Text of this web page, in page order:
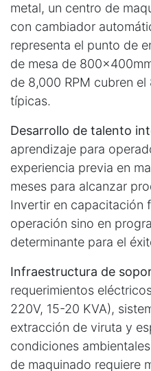
metal, un centro de
con cambiador
representa el punto de
de mesa de
de 8,000 RPM cubren
típicas.
Desarrollo de talento
aprendizaje para
experiencia previa en
meses para alcanzar
Invertir en capacitación
operación sino en
determinante para el
Infraestructura de
requerimientos
220V, 15-20 KVA),
extracción de viruta y
condiciones
de maquinado requiere